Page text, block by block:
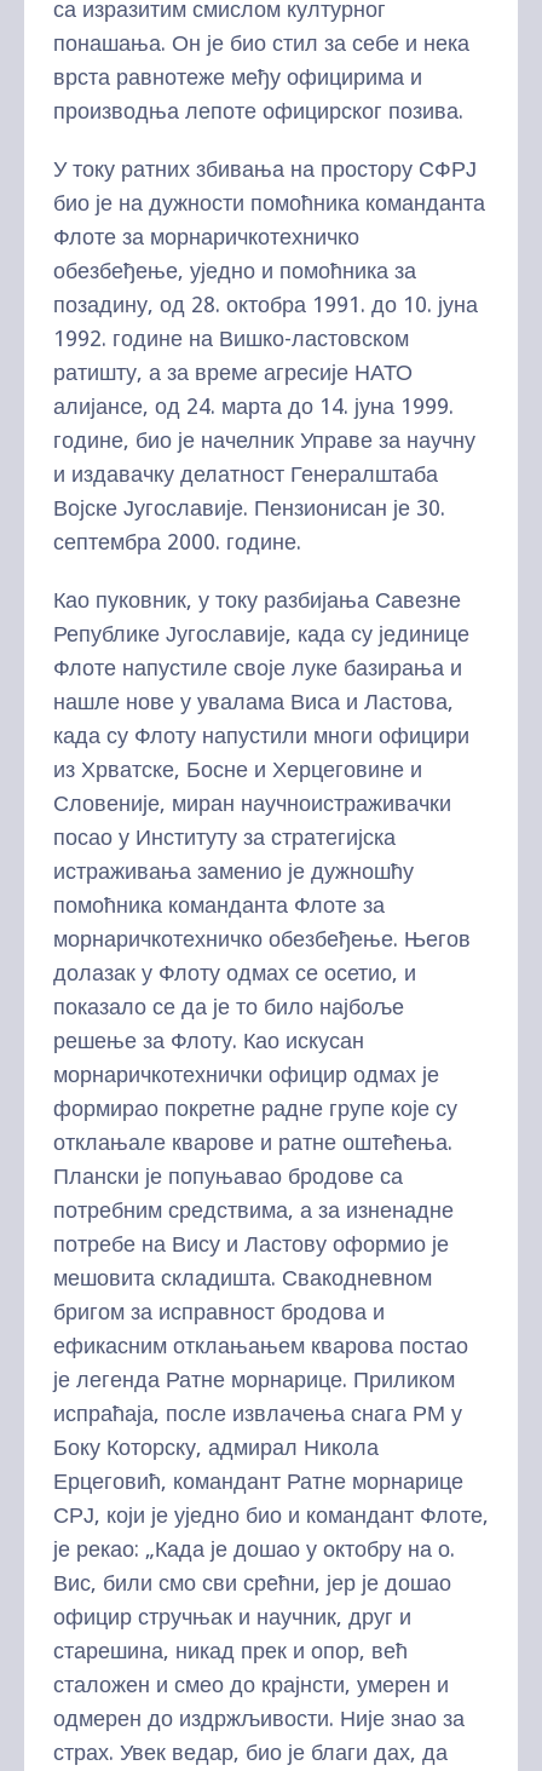
са изразитим смислом културног
понашања. Он је био стил за себе и нека
врста равнотеже међу официрима и
производња лепоте официрског позива.
У току ратних збивања на простору СФРЈ
био је на дужности помоћника команданта
Флоте за морнаричкотехничко
обезбеђење, уједно и помоћника за
позадину, од 28. октобра 1991. до 10. јуна
1992. године на Вишко-ластовском
ратишту, а за време агресије НАТО
алијансе, од 24. марта до 14. јуна 1999.
године, био је начелник Управе за научну
и издавачку делатност Генералштаба
Војске Југославије. Пензионисан је 30.
септембра 2000. године.
Као пуковник, у току разбијања Савезне
Републике Југославије, када су јединице
Флоте напустиле своје луке базирања и
нашле нове у увалама Виса и Ластова,
када су Флоту напустили многи официри
из Хрватске, Босне и Херцеговине и
Словеније, миран научноистраживачки
посао у Институту за стратегијска
истраживања заменио је дужношћу
помоћника команданта Флоте за
морнаричкотехничко обезбеђење. Његов
долазак у Флоту одмах се осетио, и
показало се да је то било најбоље
решење за Флоту. Као искусан
морнаричкотехнички официр одмах је
формирао покретне радне групе које су
отклањале кварове и ратне оштећења.
Плански је попуњавао бродове са
потребним средствима, а за изненадне
потребе на Вису и Ластову оформио је
мешовита складишта. Свакодневном
бригом за исправност бродова и
ефикасним отклањањем кварова постао
је легенда Ратне морнарице. Приликом
испраћаја, после извлачења снага РМ у
Боку Которску, адмирал Никола
Ерцеговић, командант Ратне морнарице
СРЈ, који је уједно био и командант Флоте,
је рекао: „Када је дошао у октобру на о.
Вис, били смо сви срећни, јер је дошао
официр стручњак и научник, друг и
старешина, никад прек и опор, већ
сталожен и смео до крајнсти, умерен и
одмерен до издржљивости. Није знао за
страх. Увек ведар, био је благи дах, да